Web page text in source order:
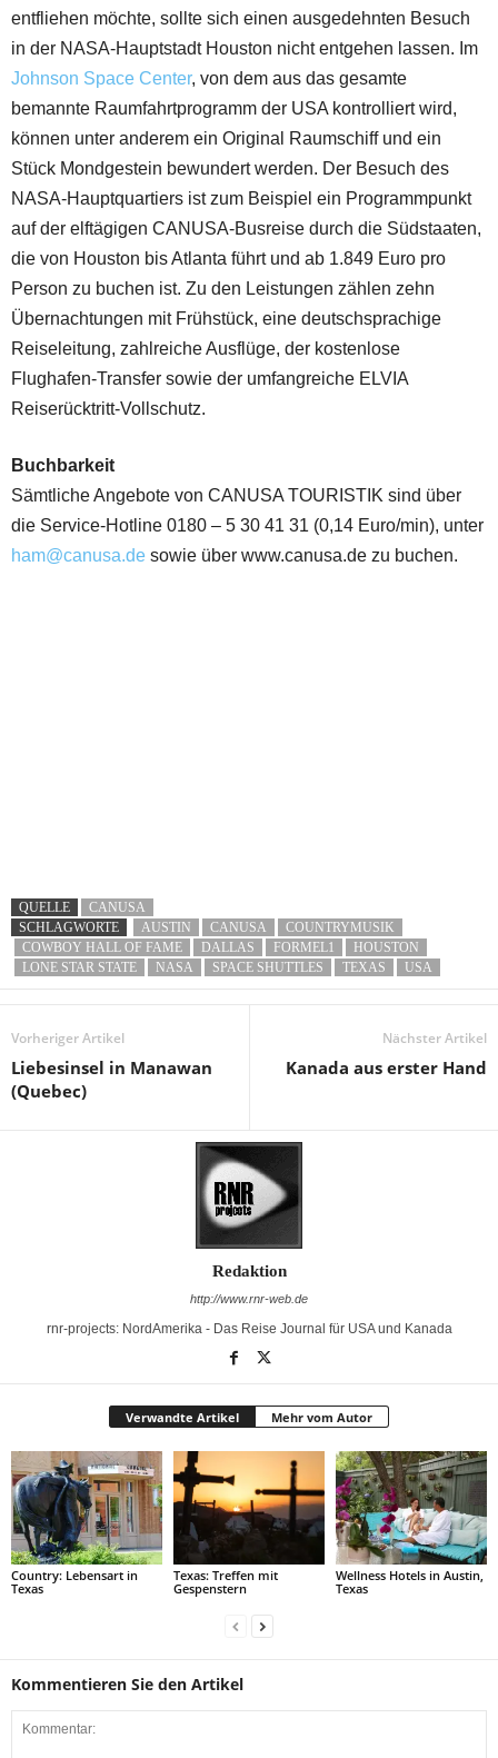
entfliehen möchte, sollte sich einen ausgedehnten Besuch
in der NASA-Hauptstadt Houston nicht entgehen lassen. Im
Johnson Space Center, von dem aus das gesamte
bemannte Raumfahrtprogramm der USA kontrolliert wird,
können unter anderem ein Original Raumschiff und ein
Stück Mondgestein bewundert werden. Der Besuch des
NASA-Hauptquartiers ist zum Beispiel ein Programmpunkt
auf der elftägigen CANUSA-Busreise durch die Südstaaten,
die von Houston bis Atlanta führt und ab 1.849 Euro pro
Person zu buchen ist. Zu den Leistungen zählen zehn
Übernachtungen mit Frühstück, eine deutschsprachige
Reiseleitung, zahlreiche Ausflüge, der kostenlose
Flughafen-Transfer sowie der umfangreiche ELVIA
Reiserücktritt-Vollschutz.
Buchbarkeit
Sämtliche Angebote von CANUSA TOURISTIK sind über
die Service-Hotline 0180 – 5 30 41 31 (0,14 Euro/min), unter
ham@canusa.de sowie über www.canusa.de zu buchen.
QUELLE
CANUSA
SCHLAGWORTE
AUSTIN CANUSA
COUNTRYMUSIK
COWBOY HALL OF FAME
DALLAS FORMEL1
HOUSTON
LONE STAR STATE
NASA SPACE SHUTTLES TEXAS USA
Vorheriger Artikel
Liebesinsel in Manawan
(Quebec)
Nächster Artikel
Kanada aus erster Hand
Redaktion
http://www.rnr-web.de
rnr-projects: NordAmerika - Das Reise Journal für USA und Kanada
Verwandte Artikel Mehr vom Autor
Country: Lebensart in
Texas
Texas: Treffen mit
Gespenstern
Wellness Hotels in Austin,
Texas
Kommentieren Sie den Artikel